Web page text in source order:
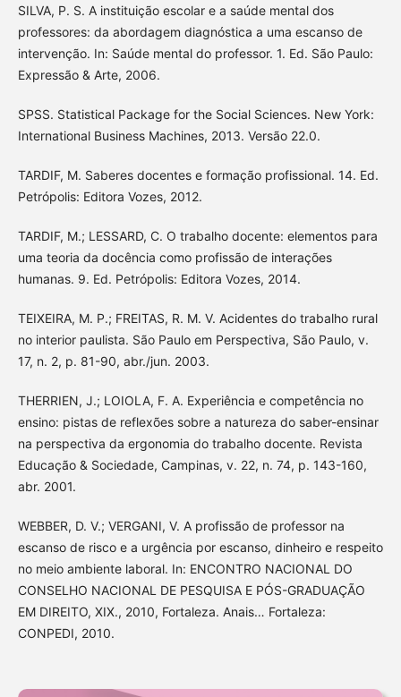
SILVA, P. S. A instituição escolar e a saúde mental dos
professores: da abordagem diagnóstica a uma escanso de
intervenção. In: Saúde mental do professor. 1. Ed. São Paulo:
Expressão & Arte, 2006.
SPSS. Statistical Package for the Social Sciences. New York:
International Business Machines, 2013. Versão 22.0.
TARDIF, M. Saberes docentes e formação profissional. 14. Ed.
Petrópolis: Editora Vozes, 2012.
TARDIF, M.; LESSARD, C. O trabalho docente: elementos para
uma teoria da docência como profissão de interações
humanas. 9. Ed. Petrópolis: Editora Vozes, 2014.
TEIXEIRA, M. P.; FREITAS, R. M. V. Acidentes do trabalho rural
no interior paulista. São Paulo em Perspectiva, São Paulo, v.
17, n. 2, p. 81-90, abr./jun. 2003.
THERRIEN, J.; LOIOLA, F. A. Experiência e competência no
ensino: pistas de reflexões sobre a natureza do saber-ensinar
na perspectiva da ergonomia do trabalho docente. Revista
Educação & Sociedade, Campinas, v. 22, n. 74, p. 143-160,
abr. 2001.
WEBBER, D. V.; VERGANI, V. A profissão de professor na
escanso de risco e a urgência por escanso, dinheiro e respeito
no meio ambiente laboral. In: ENCONTRO NACIONAL DO
CONSELHO NACIONAL DE PESQUISA E PÓS-GRADUAÇÃO
EM DIREITO, XIX., 2010, Fortaleza. Anais… Fortaleza:
CONPEDI, 2010.